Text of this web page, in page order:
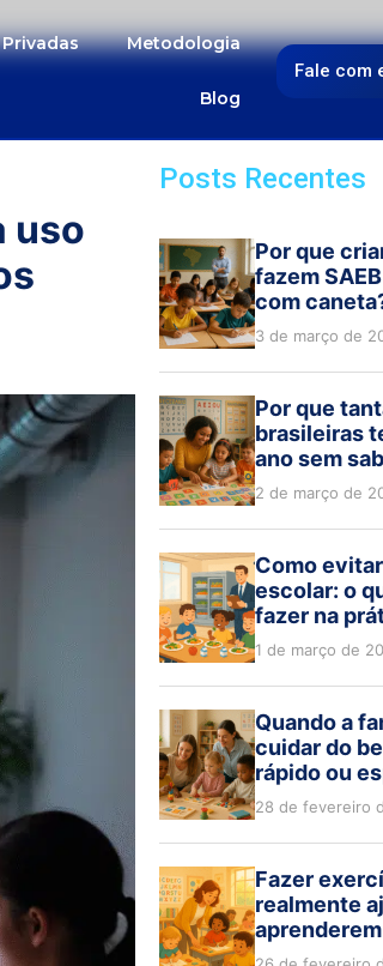
Metodologia
Blog
Fale com
uso
Posts Recentes
Por que
fazem
com
3 de março de
Por que
brasileiras
ano sem
2 de março de
Como
escolar: o
fazer na
1 de março de
Quando a
cuidar do
rápido ou
28 de fevereiro
Fazer
realmente